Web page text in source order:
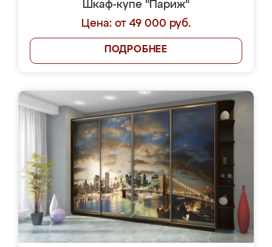
Шкаф-купе "Париж"
Цена: от 49 000 руб.
ПОДРОБНЕЕ